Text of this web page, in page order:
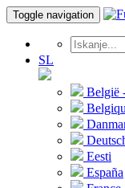
Toggle navigation
SL
België
Eesti
España